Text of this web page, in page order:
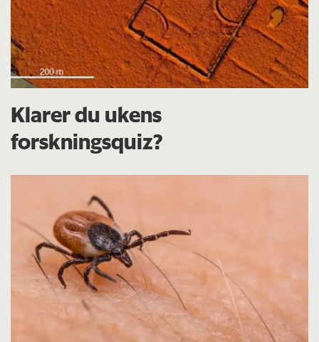
Klarer du ukens
forskningsquiz?